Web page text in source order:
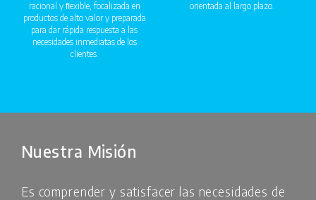
racional y ﬂexible, focalizada en
productos de alto valor y preparada
para dar rápida respuesta a las
necesidades inmediatas de los
clientes.
orientada al largo plazo.
Nuestra Misión
Es comprender y satisfacer las necesidades de